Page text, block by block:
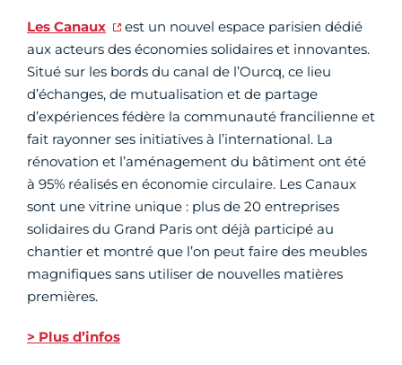
Les Canaux
est un nouvel espace parisien dédié
aux acteurs des économies solidaires et innovantes.
Situé sur les bords du canal de l’Ourcq, ce lieu
d’échanges, de mutualisation et de partage
d’expériences fédère la communauté francilienne et
fait rayonner ses initiatives à l’international. La
rénovation et l’aménagement du bâtiment ont été
à 95% réalisés en économie circulaire. Les Canaux
sont une vitrine unique : plus de 20 entreprises
solidaires du Grand Paris ont déjà participé au
chantier et montré que l’on peut faire des meubles
magnifiques sans utiliser de nouvelles matières
premières.
> Plus d’infos